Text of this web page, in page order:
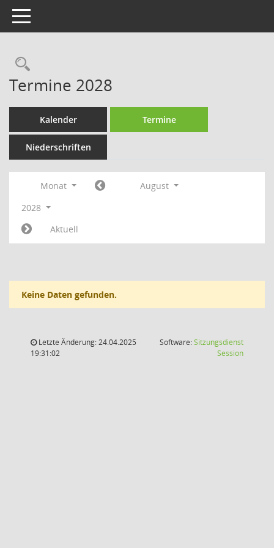
Toggle navigation
Rechercheauswahl
Termine 2028
Kalender Termine
Niederschriften
Monat
August
2028
Aktuell
Keine Daten gefunden.
Letzte Änderung: 24.04.2025
19:31:02
Software:Sitzungsdienst
Session(Wird in